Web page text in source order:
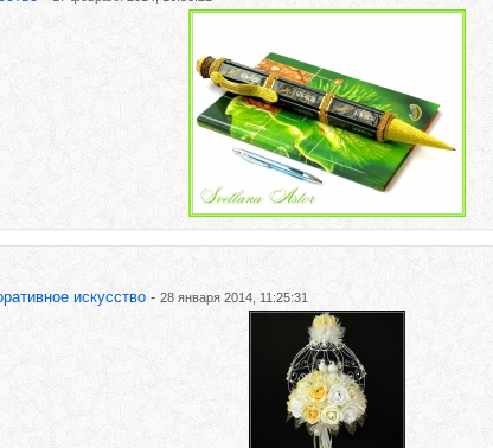
искусство - 28 января 2014, 11:25:31